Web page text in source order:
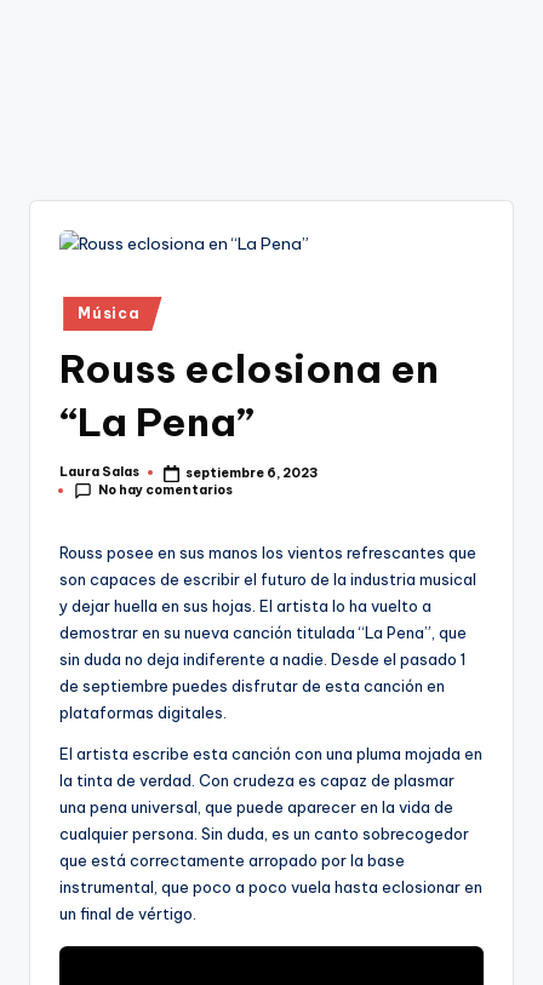
Publicado
en
Música
Rouss eclosiona en
“La Pena”
Publicado
por
Laura Salas
septiembre 6, 2023
No hay comentarios
Rouss posee en sus manos los vientos refrescantes que
son capaces de escribir el futuro de la industria musical
y dejar huella en sus hojas. El artista lo ha vuelto a
demostrar en su nueva canción titulada “La Pena”, que
sin duda no deja indiferente a nadie. Desde el pasado 1
de septiembre puedes disfrutar de esta canción en
plataformas digitales.
El artista escribe esta canción con una pluma mojada en
la tinta de verdad. Con crudeza es capaz de plasmar
una pena universal, que puede aparecer en la vida de
cualquier persona. Sin duda, es un canto sobrecogedor
que está correctamente arropado por la base
instrumental, que poco a poco vuela hasta eclosionar en
un final de vértigo.